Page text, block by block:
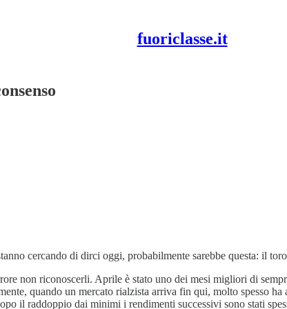
fuoriclasse.it
cercando di dirci oggi, probabilmente sarebbe questa: il
non riconoscerli. Aprile è stato uno dei mesi migliori di
quando un mercato rialzista arriva fin qui, molto spesso
il raddoppio dai minimi i rendimenti successivi sono stati